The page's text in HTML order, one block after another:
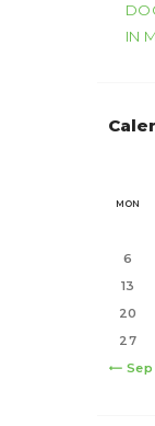
IN
MON
« Sep
6
13
20
27